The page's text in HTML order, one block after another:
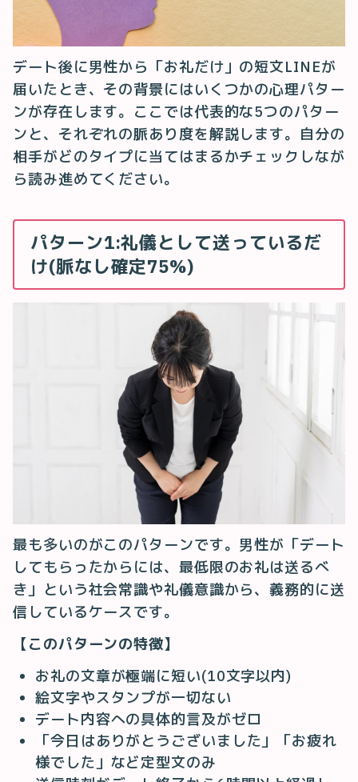
デート後に男性から「お礼だけ」の短文LINEが
届いたとき、その背景にはいくつかの心理パター
ンが存在します。ここでは代表的な5つのパター
ンと、それぞれの脈あり度を解説します。自分の
相手がどのタイプに当てはまるかチェックしなが
ら読み進めてください。
パターン1:礼儀として送っているだ
け(脈なし確定75%)
最も多いのがこのパターンです。男性が「デート
してもらったからには、最低限のお礼は送るべ
き」という社会常識や礼儀意識から、義務的に送
信しているケースです。
【このパターンの特徴】
お礼の文章が極端に短い(10文字以内)
絵文字やスタンプが一切ない
デート内容への具体的言及がゼロ
「今日はありがとうございました」「お疲れ
様でした」など定型文のみ